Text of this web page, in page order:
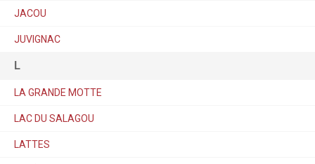
JACOU
JUVIGNAC
L
LA GRANDE MOTTE
LAC DU SALAGOU
LATTES